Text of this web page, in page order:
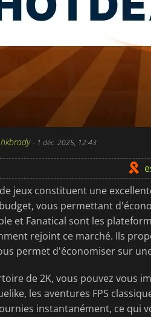
- 1 déc. 2025, 12:43
jeux constituent une
vous permettant
et Fanatical sont les
rejoint ce marché. Ils
permet d'économiser sur
de 2K, vous pouvez vous
les aventures FPS
instantanément, ce qui